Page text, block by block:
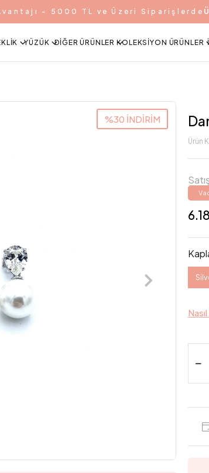
- 5000 TL ve Üzeri Siparişlerde
YÜZÜK DIĞER ÜRÜNLER KOLEKSIYON ÜRÜNLER
%30 İNDİRİM
Ürün